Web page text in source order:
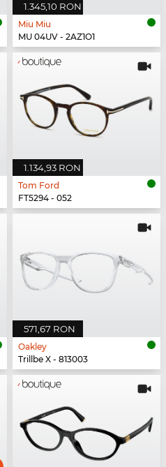
1.345,10 RON
Miu Miu
MU 04UV - 2AZ1O1
1.134,93 RON
Tom Ford
FT5294 - 052
571,67 RON
Oakley
Trillbe X - 813003